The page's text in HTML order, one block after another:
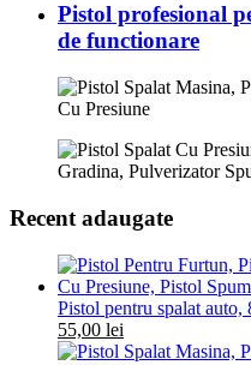
Pistol profesional
de functionare
Recent adaugate
Pistol pentru spalat
55,00 lei